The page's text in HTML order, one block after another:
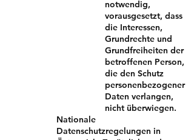
notwendig,
vorausgesetzt, dass
die Interessen,
Grundrechte und
Grundfreiheiten der
betroffenen Person,
die den Schutz
personenbezogener
Daten verlangen,
nicht überwiegen.
Nationale
Datenschutzregelungen in